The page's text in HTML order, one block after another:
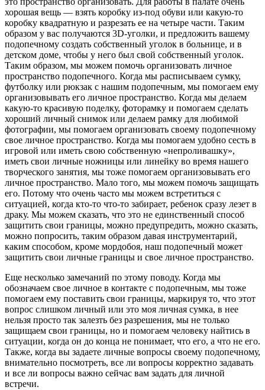
хорошая вещь — взять коробку из-под обуви или какую-то
коробку квадратную и разрезать ее на четыре части. Таким
образом у вас получаются 3D-уголки, и предложить вашему
подопечному создать собственный уголок в больнице, и в
детском доме, чтобы у него был свой собственный уголок.
Таким образом, мы можем помочь организовать личное
пространство подопечного. Когда мы расписываем сумку,
футболку или рюкзак с нашим подопечным, мы помогаем ему
организовывать его личное пространство. Когда мы делаем
какую-то красивую поделку, фоторамку и помогаем сделать
хороший личный снимок или делаем рамку для любимой
фотографии, мы помогаем организовать своему подопечному
свое личное пространство. Когда мы помогаем удобно сесть в
игровой или иметь свою собственную «непроливашку»,
иметь свои личные ножницы или линейку во время нашего
творческого занятия, мы тоже помогаем организовывать его
личное пространство. Мало того, мы можем помочь защищать
его. Потому что очень часто мы можем встретиться с
ситуацией, когда кто-то что-то забирает, ребенок сразу лезет в
драку. Мы можем сказать, что это не единственный способ
защитить свои границы, можно предупредить, можно сказать,
можно попросить, таким образом давая инструментарий,
каким способом, кроме мордобоя, наш подопечный может
защитить свои личные границы и свое личное пространство.
Еще несколько замечаний по этому поводу. Когда мы
обозначаем свое личное в контакте с подопечным, мы тоже
помогаем ему поставить свои границы, маркируя то, что этот
вопрос слишком личный или это моя личная сумка, в нее
нельзя просто так залезть без разрешения, мы не только
защищаем свои границы, но и помогаем человеку найтись в
ситуации, когда он до конца не понимает, что его, а что не его.
Также, когда вы задаете личные вопросы своему подопечному,
внимательно посмотреть, все ли вопросы корректно задавать
и все ли вопросы важно сейчас вам задать для личной
встречи.